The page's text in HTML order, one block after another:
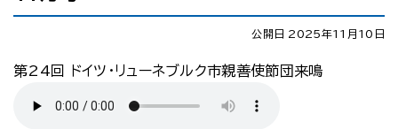
公開日 2025年11月10日
第24回 ドイツ・リューネブルク市親善使節団来鳴